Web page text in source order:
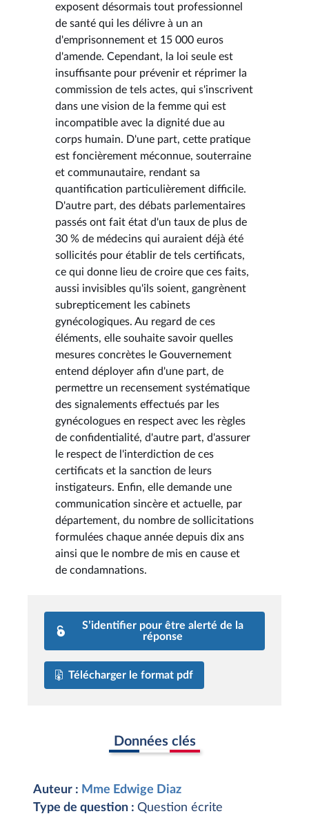
exposent désormais tout professionnel
de santé qui les délivre à un an
d'emprisonnement et 15 000 euros
d'amende. Cependant, la loi seule est
insuffisante pour prévenir et réprimer la
commission de tels actes, qui s'inscrivent
dans une vision de la femme qui est
incompatible avec la dignité due au
corps humain. D'une part, cette pratique
est foncièrement méconnue, souterraine
et communautaire, rendant sa
quantification particulièrement difficile.
D'autre part, des débats parlementaires
passés ont fait état d'un taux de plus de
30 % de médecins qui auraient déjà été
sollicités pour établir de tels certificats,
ce qui donne lieu de croire que ces faits,
aussi invisibles qu'ils soient, gangrènent
subrepticement les cabinets
gynécologiques. Au regard de ces
éléments, elle souhaite savoir quelles
mesures concrètes le Gouvernement
entend déployer afin d'une part, de
permettre un recensement systématique
des signalements effectués par les
gynécologues en respect avec les règles
de confidentialité, d'autre part, d'assurer
le respect de l'interdiction de ces
certificats et la sanction de leurs
instigateurs. Enfin, elle demande une
communication sincère et actuelle, par
département, du nombre de sollicitations
formulées chaque année depuis dix ans
ainsi que le nombre de mis en cause et
de condamnations.
S’identifier pour être alerté de la
réponse
Télécharger le format pdf
Données clés
Auteur : Mme Edwige Diaz
Type de question : Question écrite